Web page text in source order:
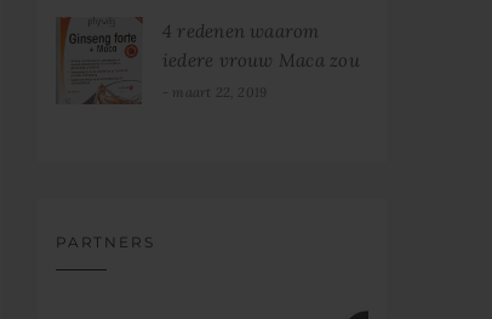
4 redenen waarom
iedere vrouw Maca zou
moeten gebruiken
maart 22, 2019
PARTNERS